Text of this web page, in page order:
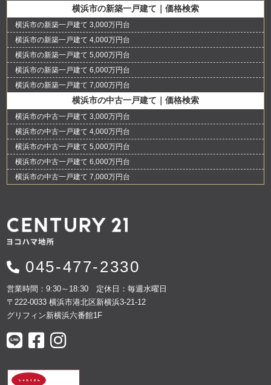
横浜市の新築一戸建て｜価格検索
横浜市の新築一戸建て 3,000万円台
横浜市の新築一戸建て 4,000万円台
横浜市の新築一戸建て 5,000万円台
横浜市の新築一戸建て 6,000万円台
横浜市の新築一戸建て 7,000万円台
横浜市の中古一戸建て｜価格検索
横浜市の中古一戸建て 3,000万円台
横浜市の中古一戸建て 4,000万円台
横浜市の中古一戸建て 5,000万円台
横浜市の中古一戸建て 6,000万円台
横浜市の中古一戸建て 7,000万円台
045-477-2330
営業時間：9:30～18:30 定休日：毎週水曜日
〒222-0033 横浜市港北区新横浜3-21-12
グリフィン新横浜六番館1F